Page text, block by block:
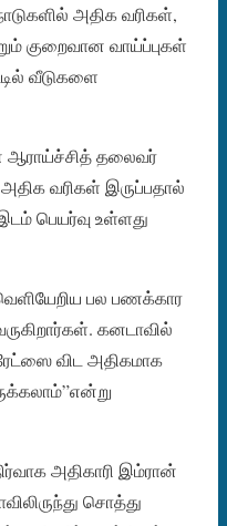
அதிக வரிகள்,
குறைவான வாய்ப்புகள்
வீடுகளை
ஆராய்ச்சித் தலைவர்
வரிகள் இருப்பதால்
பெயர்வு உள்ளது
பல பணக்கார
கனடாவில்
விட அதிகமாக
அதிகாரி இம்ரான்
சொத்து